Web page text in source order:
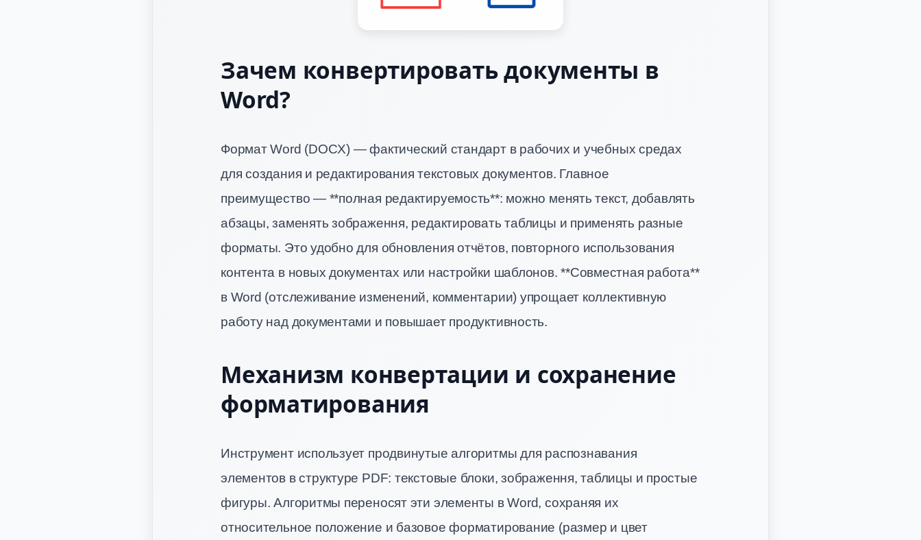
Зачем конвертировать документы в
Word?
Формат Word (DOCX) — фактический стандарт в рабочих и учебных средах
для создания и редактирования текстовых документов. Главное
преимущество — **полная редактируемость**: можно менять текст, добавлять
абзацы, заменять зображення, редактировать таблицы и применять разные
форматы. Это удобно для обновления отчётов, повторного использования
контента в новых документах или настройки шаблонов. **Совместная работа**
в Word (отслеживание изменений, комментарии) упрощает коллективную
работу над документами и повышает продуктивность.
Механизм конвертации и сохранение
форматирования
Инструмент использует продвинутые алгоритмы для распознавания
элементов в структуре PDF: текстовые блоки, зображення, таблицы и простые
фигуры. Алгоритмы переносят эти элементы в Word, сохраняя их
относительное положение и базовое форматирование (размер и цвет